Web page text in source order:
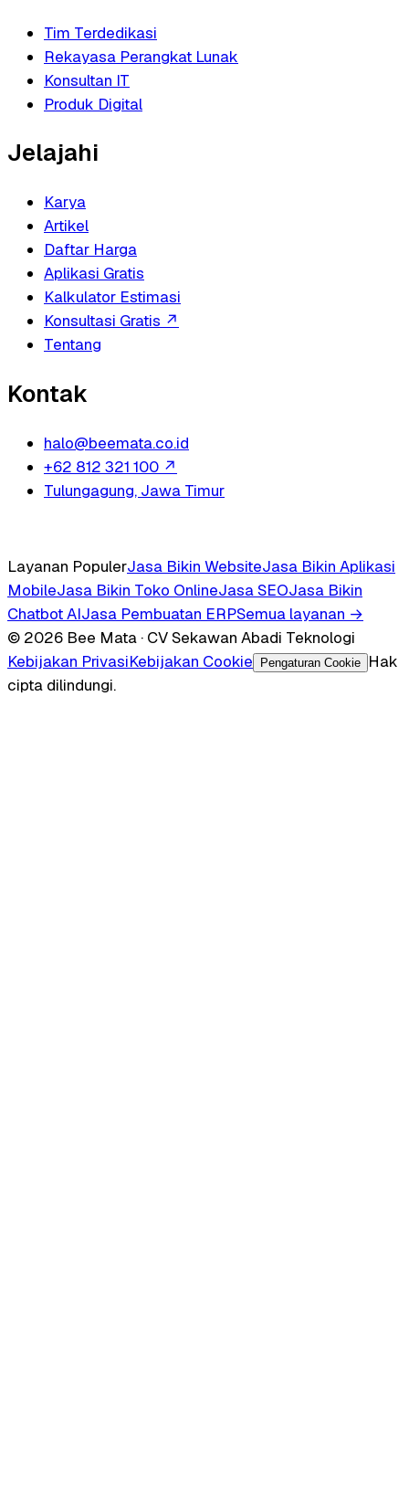
Tim Terdedikasi
Rekayasa Perangkat Lunak
Konsultan IT
Produk Digital
Jelajahi
Karya
Artikel
Daftar Harga
Aplikasi Gratis
Kalkulator Estimasi
Konsultasi Gratis ↗
Tentang
Kontak
halo@beemata.co.id
+62 812 321 100 ↗
Tulungagung, Jawa Timur
Layanan PopulerJasa Bikin WebsiteJasa Bikin Aplikasi
MobileJasa Bikin Toko OnlineJasa SEOJasa Bikin
Chatbot AIJasa Pembuatan ERPSemua layanan →
© 2026 Bee Mata · CV Sekawan Abadi Teknologi
Kebijakan PrivasiKebijakan Cookie Pengaturan Cookie
Hak
cipta dilindungi.